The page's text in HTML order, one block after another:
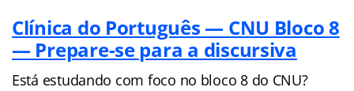
Clínica do Português — CNU Bloco 8
— Prepare-se para a discursiva
Está estudando com foco no bloco 8 do CNU?